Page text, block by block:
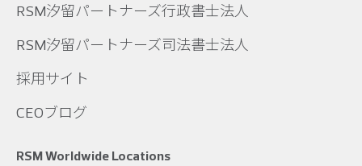
RSM汐留パートナーズ行政書士法人
RSM汐留パートナーズ司法書士法人
採用サイト
CEOブログ
RSM Worldwide Locations